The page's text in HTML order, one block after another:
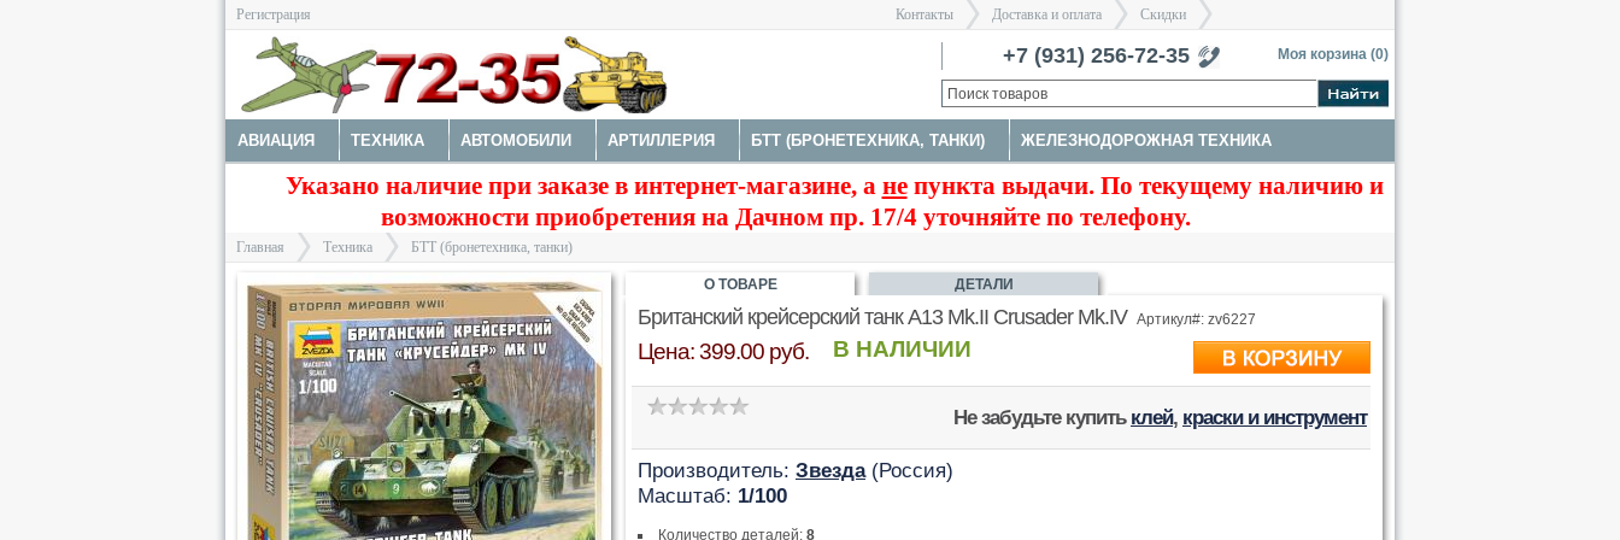
Регистрация Контакты
>
Доставка и оплата
>
Скидки
>
+7 (931) 256-72-35
Санкт-Петербург Моя корзина (0)
АВИАЦИЯ ТЕХНИКА АВТОМОБИЛИ АРТИЛЛЕРИЯ БТТ (БРОНЕТЕХНИКА, ТАНКИ) ЖЕЛЕЗНОДОРОЖНАЯ ТЕХНИКА
МОТОТЕХНИКА ТЕХНИКА РАЗНАЯ ФИГУРЫ МОДЕЛИ КОРАБЛЕЙ И ПОДЛОДОК КОСМОС ЗДАНИЯ, НАБОРЫ ДЛЯ ДИОРАМ
КРАСКИ И ИНСТРУМЕНТЫ
Указано наличие при заказе в интернет-магазине, а непункта выдачи. По текущему наличию и
возможности приобретения на Дачном пр. 17/4 уточняйте по телефону.
Главная
>
Техника
>
БТТ (бронетехника, танки)
Британский крейсерский танк А13 Mk.II Crusader Mk.IV Артикул#: zv6227
Цена: 399.00 руб. В НАЛИЧИИ
Не забудьте купить клей, краски и инструмент
Производитель: Звезда(Россия)
Масштаб: 1/100
Количество деталей:8
О ТОВАРЕ ДЕТАЛИ